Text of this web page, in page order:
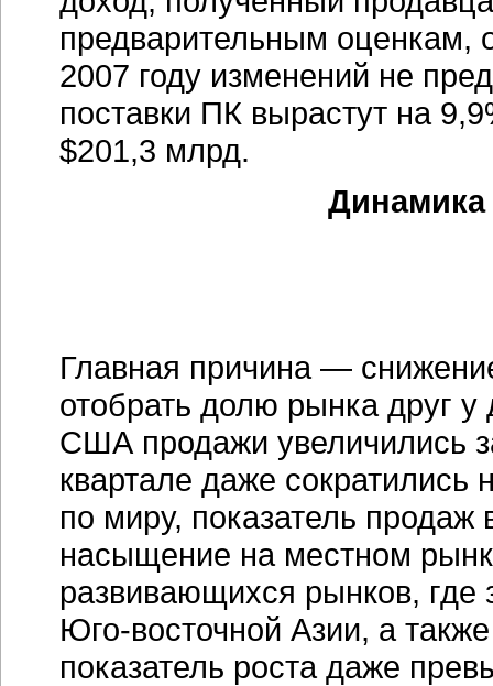
предварительным оценкам,
2007 году изменений не
поставки ПК вырастут на
$201,3 млрд.
Главная причина —
отобрать долю рынка друг
США продажи увеличились
квартале даже
по миру, показатель
насыщение на местном
развивающихся рынков, где
Юго-восточной Азии, а
показатель роста даже